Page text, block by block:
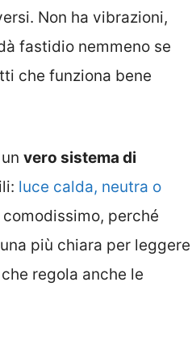
Non ha vibrazioni,
fastidio nemmeno se
che funziona bene
vero sistema di
luce calda, neutra o
comodissimo, perché
più chiara per leggere
regola anche le